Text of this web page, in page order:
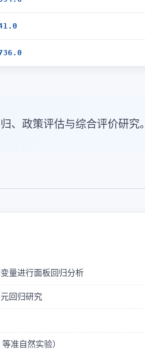
、政策评估与综合评价研究。
量进行面板回归分析
回归研究
准自然实验）